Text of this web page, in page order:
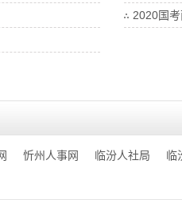
2020国
忻州人事网 临汾人社局 临